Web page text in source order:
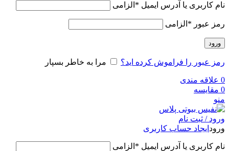
نام کاربری یا آدرس ایمیل * الزامی
رمز عبور * الزامی
ورود
رمز عبور را فراموش کرده اید؟ مرا به خاطر بسپار
0 علاقه مندی
0 مقایسه
منو
ورود / ثبت نام
ورود ایجاد حساب کاربری
نام کاربری یا آدرس ایمیل * الزامی